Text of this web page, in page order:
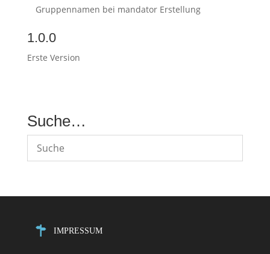
Gruppennamen bei mandator Erstellung
1.0.0
Erste Version
Suche…
IMPRESSUM